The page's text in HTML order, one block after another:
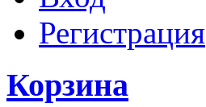
Регистрация
Корзина